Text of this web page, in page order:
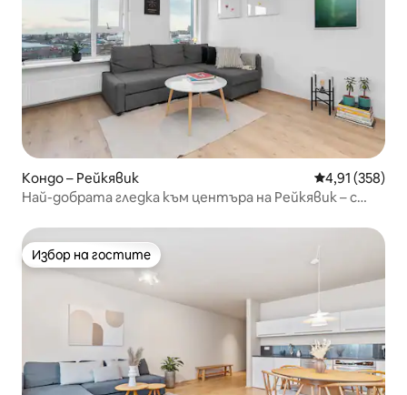
Кондо – Рейкявик Средна
4,91 (358)
Най-добрата гледка към центъра на Рейкявик – с
Избор на гостите
Избор на гостите